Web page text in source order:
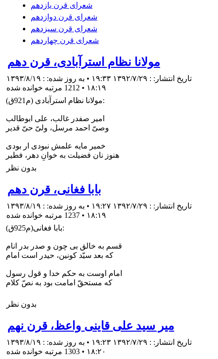
شعرای قرن یازدهم
شعرای قرن دوازدهم
شعرای قرن سیزدهم
شعرای قرن چهاردهم
مولانا نظام استرآبادى، قرن دهم
تاریخ انتشار: : ۱۳۹۲/۷/۲۹ ۱۹:۳۳ • به روز شده: : ۱۳۹۳/۸/۱۹
۱۸:۱۹ • 1212 مرتبه خوانده شده
مولانا نظام استرآبادى (م921ق):
امير صفدر غالب، على ابوطالب
وصىّ احمد مرسل، ولىّ حىّ قدير
خمير مايه علمش نبودى ار بودى
هنوز نان فضيلت به خوانِ دهر، فطير
بدون نظر
بابا فغانى، قرن دهم
تاریخ انتشار: : ۱۳۹۲/۷/۲۹ ۱۹:۲۷ • به روز شده: : ۱۳۹۳/۸/۱۹
۱۸:۱۹ • 1237 مرتبه خوانده شده
بابا فغانى(م925ق):
قسم به خالق بى چون و صدر بدر انام
كه بعد سيّد كونين، حيدر است امام
امام اوست به حكم خدا و قول رسول
كه مستحقّ امامت بود به نصّ كلام
بدون نظر
مير سيد على قاينى واعظ، قرن نهم
تاریخ انتشار: : ۱۳۹۲/۷/۲۹ ۱۹:۲۳ • به روز شده: : ۱۳۹۳/۸/۱۹
۱۸:۲۰ • 1303 مرتبه خوانده شده